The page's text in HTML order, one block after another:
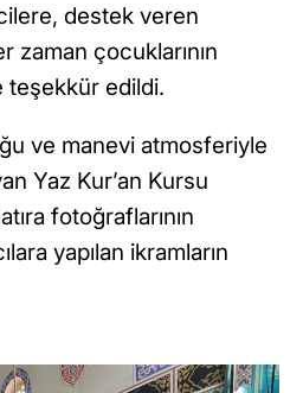
destek veren
zaman çocuklarının
teşekkür edildi.
ve manevi atmosferiyle
Yaz Kur’an Kursu
fotoğraflarının
yapılan ikramların